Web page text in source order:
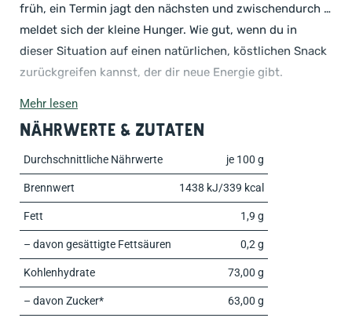
früh, ein Termin jagt den nächsten und zwischendurch …
meldet sich der kleine Hunger. Wie gut, wenn du in
dieser Situation auf einen natürlichen, köstlichen Snack
zurückgreifen kannst, der dir neue Energie gibt.
Ganz gleich, ob du nach einer bewussten Nascherei
suchst, die dich im stressigen Alltag begleitet oder für
deine Kids beim nächsten Ausflug einen echten Power-
Snack aus der Tasche holen willst – die Lösung heißt:
In der SorteHimbeere und Apfel mit Crispies
die Fruchtgummis mit fruchtig-süßem Geschmack und
Extra-Crunch daher und zaubern dir und deinen
Liebsten im Handumdrehen ein Lächeln ins Gesicht.
Mehr lesen
Nährwerte & Zutaten
Durchschnittliche Nährwerte je 100 g
Brennwert 1438 kJ/339 kcal
Fett 1,9 g
– davon gesättigte Fettsäuren 0,2 g
Kohlenhydrate 73,00 g
– davon Zucker* 63,00 g